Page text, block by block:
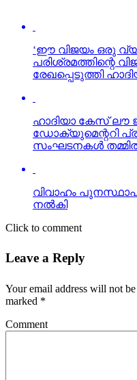
‘ഈ വിജയം ഒരു
പരിശ്രമത്തിന്റെ
രേഖപ്പെടുത്തി
ഹാദിയാ കേസ് ലൗ
ഡോക്യുമെന്ററി
സംഘടനകള്‍
വിവാഹം
നല്‍കി
Click to comment
Comment